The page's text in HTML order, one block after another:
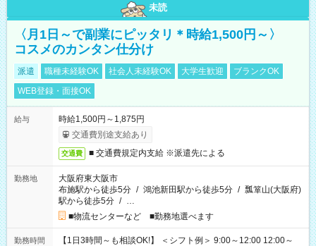
未読
〈月1日～で副業にピッタリ＊時給1,500円～〉
コスメのカンタン仕分け
派遣 職種未経験OK 社会人未経験OK 大学生歓迎
ブランクOK
WEB登録・面接OK
給与
時給1,500円～1,875円
交通費別途支給あり
交通費 ■ 交通費規定内支給 ※派遣先による
勤務地
大阪府東大阪市
布施駅から徒歩5分 / 鴻池新田駅から徒歩5分 / 瓢箪山(大阪府)
駅から徒歩5分 / …
■物流センターなど ■勤務地選べます
勤務時間
【1日3時間～も相談OK!】 ＜シフト例＞ 9:00～12:00 12:00～